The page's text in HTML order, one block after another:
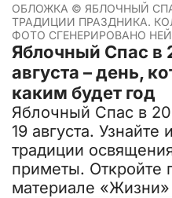
ОБЛОЖКА © ЯБЛОЧНЫЙ
ТРАДИЦИИ ПРАЗДНИКА.
ФОТО СГЕНЕРИРОВАНО
Яблочный Спас в
августа – день,
каким будет год
Яблочный Спас в
19 августа.
традиции
приметы. Откройте
материале «Жизни»